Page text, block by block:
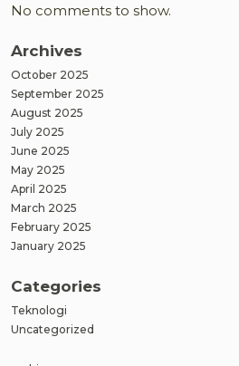
No comments to show.
Archives
October 2025
September 2025
August 2025
July 2025
June 2025
May 2025
April 2025
March 2025
February 2025
January 2025
Categories
Teknologi
Uncategorized